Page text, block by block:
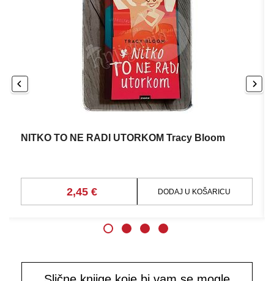
NITKO TO NE RADI UTORKOM Tracy Bloom
2,45 € DODAJ U KOŠARICU